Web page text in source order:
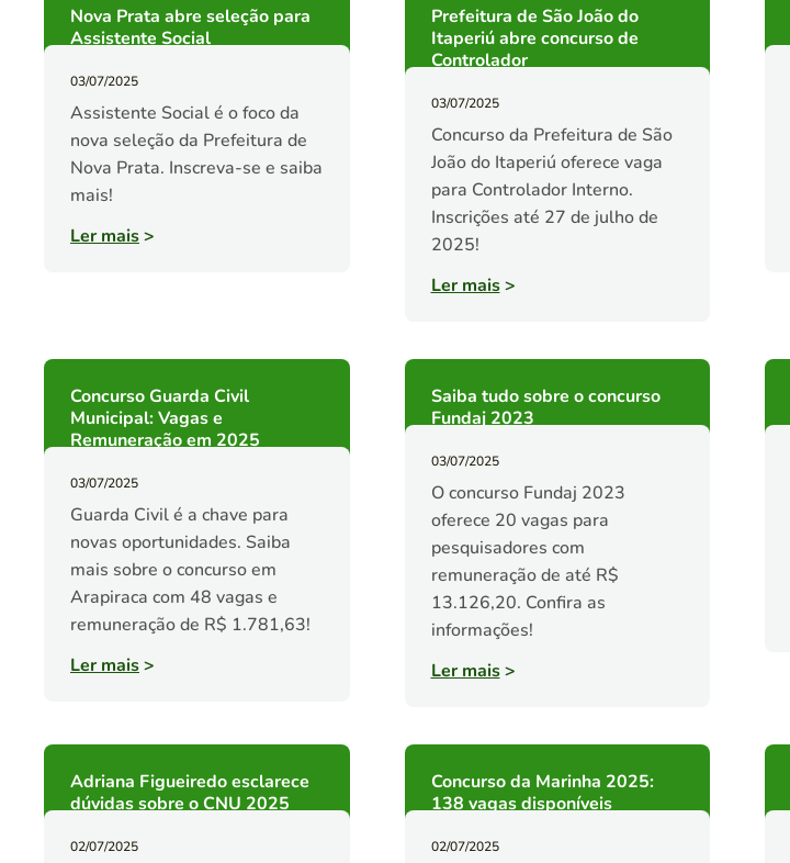
Nova Prata abre seleção para
Assistente Social
03/07/2025
Assistente Social é o foco da
nova seleção da Prefeitura de
Nova Prata. Inscreva-se e saiba
mais!
Ler mais>
Prefeitura de São João do
Itaperiú abre concurso de
Controlador
03/07/2025
Concurso da Prefeitura de São
João do Itaperiú oferece vaga
para Controlador Interno.
Inscrições até 27 de julho de
2025!
Ler mais>
Concurso Guarda Civil
Municipal: Vagas e
Remuneração em 2025
03/07/2025
Guarda Civil é a chave para
novas oportunidades. Saiba
mais sobre o concurso em
Arapiraca com 48 vagas e
remuneração de R$ 1.781,63!
Ler mais>
Saiba tudo sobre o concurso
Fundaj 2023
03/07/2025
O concurso Fundaj 2023
oferece 20 vagas para
pesquisadores com
remuneração de até R$
13.126,20. Confira as
informações!
Ler mais>
Adriana Figueiredo esclarece
dúvidas sobre o CNU 2025
02/07/2025
Concurso da Marinha 2025:
138 vagas disponíveis
02/07/2025